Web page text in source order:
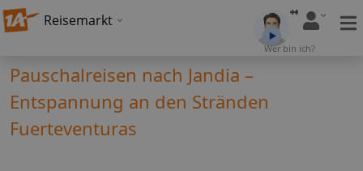
Reisemarkt
Wer bin ich?
Pauschalreisen nach Jandia –
Entspannung an den Stränden
Fuerteventuras